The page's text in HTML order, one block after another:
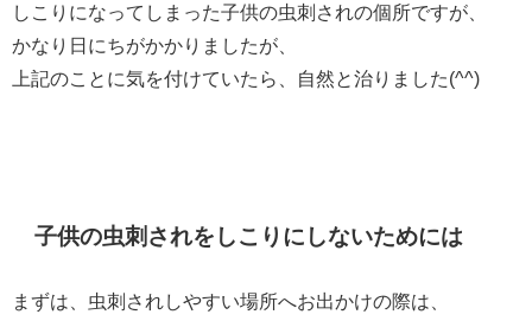
しこりになってしまった子供の虫刺されの個所ですが、
かなり日にちがかかりましたが、
上記のことに気を付けていたら、自然と治りました(^^)
子供の虫刺されをしこりにしないためには
まずは、虫刺されしやすい場所へお出かけの際は、